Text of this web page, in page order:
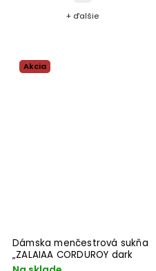
+ ďalšie
Akcia
Dámska menčestrová sukňa
„ZALAIAA CORDUROY dark
cranberry"